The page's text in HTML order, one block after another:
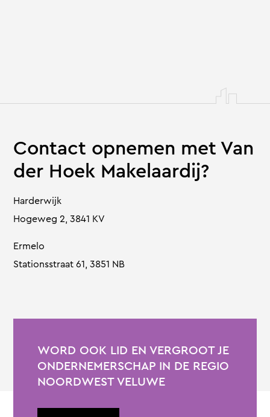
Contact opnemen met Van
der Hoek Makelaardij?
Harderwijk
Hogeweg 2, 3841 KV
Ermelo
Stationsstraat 61, 3851 NB
WORD OOK LID EN VERGROOT JE
ONDERNEMERSCHAP IN DE REGIO
NOORDWEST VELUWE